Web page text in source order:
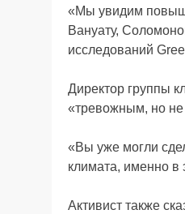
«Мы увидим
Вануату,
исследований
Директор группы
«тревожным, но
«Вы уже могли
климата, именно в
Активист также